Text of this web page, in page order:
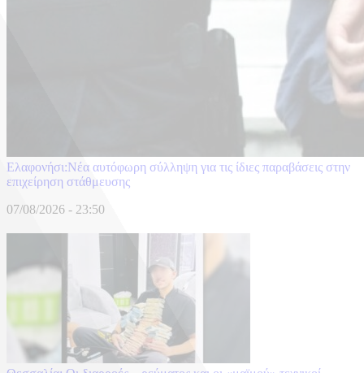
Ελαφονήσι:Νέα αυτόφωρη σύλληψη για τις ίδιες παραβάσεις στην
επιχείρηση στάθμευσης
07/08/2026 - 23:50